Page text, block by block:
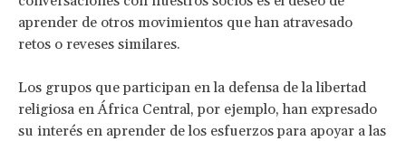
aprender de otros movimientos que han atravesado
retos o reveses similares.
Los grupos que participan en la defensa de la libertad
religiosa en África Central, por ejemplo, han expresado
su interés en aprender de los esfuerzos para apoyar a las